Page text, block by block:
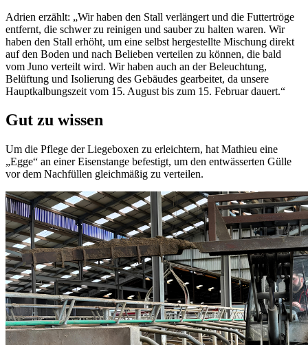
Adrien erzählt: „Wir haben den Stall verlängert und die Futtertröge
entfernt, die schwer zu reinigen und sauber zu halten waren. Wir
haben den Stall erhöht, um eine selbst hergestellte Mischung direkt
auf den Boden und nach Belieben verteilen zu können, die bald
vom Juno verteilt wird. Wir haben auch an der Beleuchtung,
Belüftung und Isolierung des Gebäudes gearbeitet, da unsere
Hauptkalbungszeit vom 15. August bis zum 15. Februar dauert.“
Gut zu wissen
Um die Pflege der Liegeboxen zu erleichtern, hat Mathieu eine
„Egge“ an einer Eisenstange befestigt, um den entwässerten Gülle
vor dem Nachfüllen gleichmäßig zu verteilen.